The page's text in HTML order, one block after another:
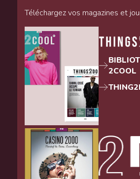
Téléchargez vos magazines et
2COOL